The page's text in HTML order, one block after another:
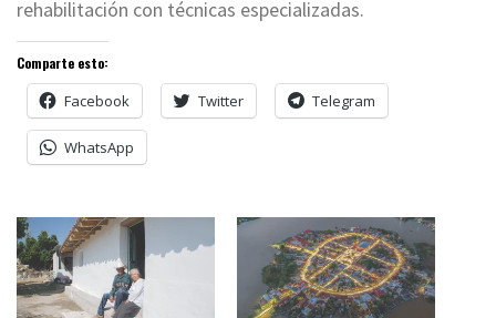
rehabilitación con técnicas especializadas.
Comparte esto:
Facebook Twitter Telegram
WhatsApp